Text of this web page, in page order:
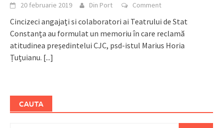
20 februarie 2019 Din Port Comment
Cincizeci angajați si colaboratori ai Teatrului de Stat
Constanța au formulat un memoriu în care reclamă
atitudinea președintelui CJC, psd-istul Marius Horia
Țuțuianu. [...]
CAUTA